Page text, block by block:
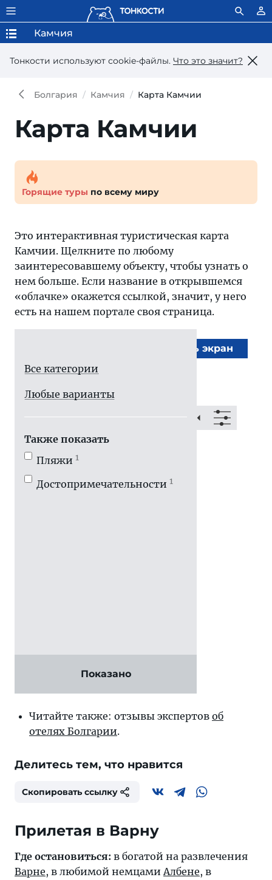
Тонкости используют сookie-файлы. Что это значит?
Камчия
Болгария Камчия Карта Камчии
Карта Камчии
Горящие туры по всему миру
Это интерактивная туристическая карта
Камчии. Щелкните по любому
заинтересовавшему объекту, чтобы узнать о
нем больше. Если название в открывшемся
«облачке» окажется ссылкой, значит, у него
есть на нашем портале своя страница.
На весь экран
Показано
Все категории
Любые варианты
Также показать
Пляжи 1
Достопримечатель­ности 1
Читайте также: отзывы экспертов об
отелях Болгарии.
Делитесь тем, что нравится
Скопировать ссылку
Прилетая в Варну
Где остановиться: в богатой на развлечения
Варне, в любимой немцамиАлбене, в